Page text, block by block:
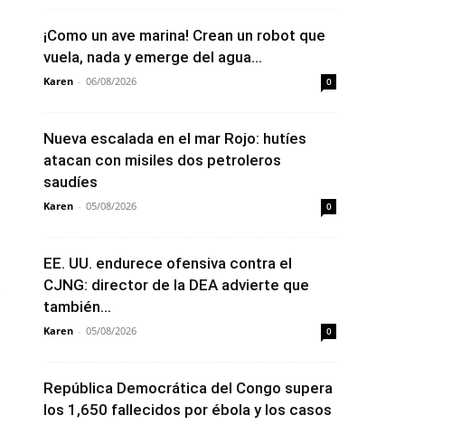
¡Como un ave marina! Crean un robot que
vuela, nada y emerge del agua...
Karen - 06/08/2026 0
Nueva escalada en el mar Rojo: hutíes
atacan con misiles dos petroleros
saudíes
Karen - 05/08/2026 0
EE. UU. endurece ofensiva contra el
CJNG: director de la DEA advierte que
también...
Karen - 05/08/2026 0
República Democrática del Congo supera
los 1,650 fallecidos por ébola y los casos